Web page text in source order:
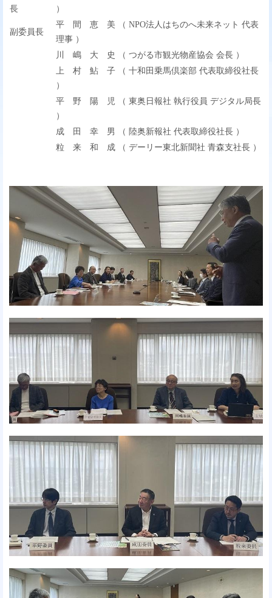
長
）
副委員長
平 間 恵 美 （ NPO法人はちのへ未来ネット 代表
理事 ）
川 嶋 大 史 （ つがる市観光物産協会 会長 ）
上 村 鮎 子 （ 十和田乗馬倶楽部 代表取締役社長
）
平 野 陽 児 （ 東奥日報社 執行役員 デジタル局長
）
成 田 幸 男 （ 陸奥新報社 代表取締役社長 ）
粒 来 和 成 （ デーリー東北新聞社 青森支社長 ）